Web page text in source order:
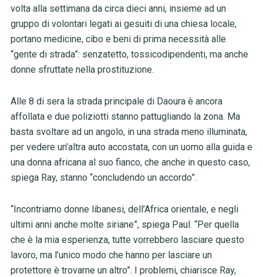
volta alla settimana da circa dieci anni, insieme ad un
gruppo di volontari legati ai gesuiti di una chiesa locale,
portano medicine, cibo e beni di prima necessità alle
“gente di strada”: senzatetto, tossicodipendenti, ma anche
donne sfruttate nella prostituzione.
Alle 8 di sera la strada principale di Daoura è ancora
affollata e due poliziotti stanno pattugliando la zona. Ma
basta svoltare ad un angolo, in una strada meno illuminata,
per vedere un’altra auto accostata, con un uomo alla guida e
una donna africana al suo fianco, che anche in questo caso,
spiega Ray, stanno “concludendo un accordo”.
“Incontriamo donne libanesi, dell’Africa orientale, e negli
ultimi anni anche molte siriane”, spiega Paul. “Per quella
che è la mia esperienza, tutte vorrebbero lasciare questo
lavoro, ma l’unico modo che hanno per lasciare un
protettore è trovarne un altro”. I problemi, chiarisce Ray,